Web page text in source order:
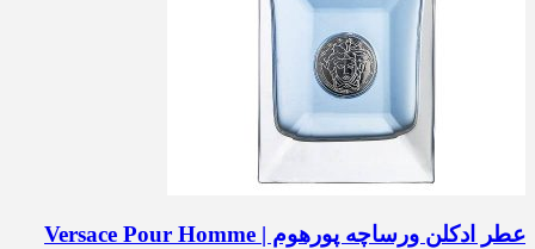
عطر ادکلن ورساچه پورهوم | Versace Pour Homme